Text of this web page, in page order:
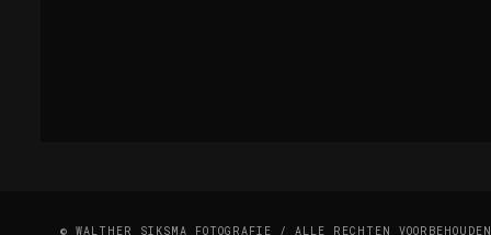
© WALTHER SIKSMA FOTOGRAFIE / ALLE RECHTEN VOORBEHOUDEN